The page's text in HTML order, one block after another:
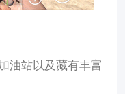
油站以及藏有丰富